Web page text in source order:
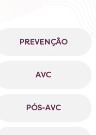
PREVENÇÃO
AVC
PÓS-AVC